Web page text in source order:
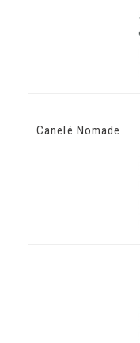
Canelé Nomade